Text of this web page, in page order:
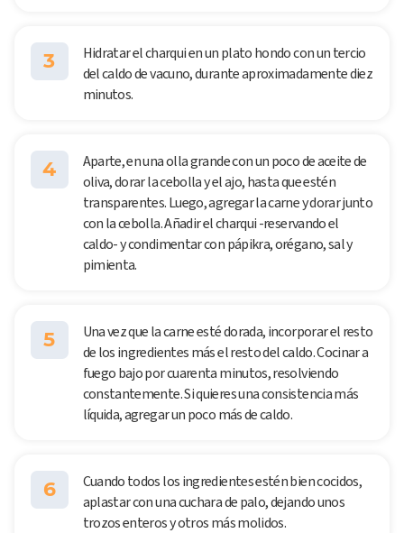
3
Hidratar el charqui en un plato hondo con un tercio
del caldo de vacuno, durante aproximadamente diez
minutos.
4
Aparte, en una olla grande con un poco de aceite de
oliva, dorar la cebolla y el ajo, hasta que estén
transparentes. Luego, agregar la carne y dorar junto
con la cebolla. Añadir el charqui -reservando el
caldo- y condimentar con pápikra, orégano, sal y
pimienta.
5
Una vez que la carne esté dorada, incorporar el resto
de los ingredientes más el resto del caldo. Cocinar a
fuego bajo por cuarenta minutos, resolviendo
constantemente. Si quieres una consistencia más
líquida, agregar un poco más de caldo.
6
Cuando todos los ingredientes estén bien cocidos,
aplastar con una cuchara de palo, dejando unos
trozos enteros y otros más molidos.